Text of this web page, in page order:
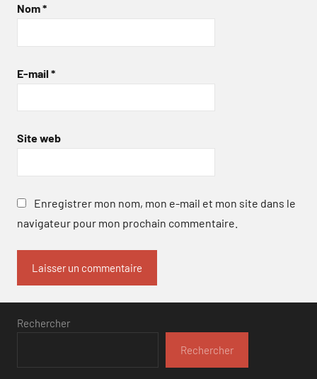
Nom*
E-mail *
Site web
Enregistrer mon nom, mon e-mail et mon site dans le
navigateur pour mon prochain commentaire.
Rechercher
Rechercher